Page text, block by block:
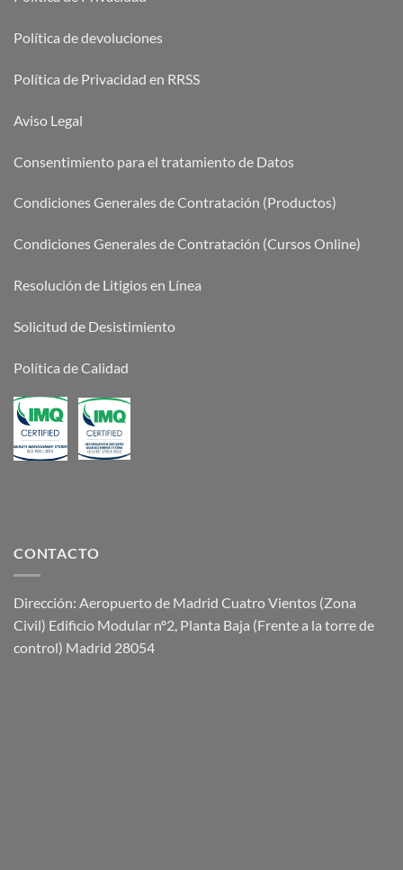
Política de devoluciones
Política de Privacidad en RRSS
Aviso Legal
Consentimiento para el tratamiento de Datos
Condiciones Generales de Contratación (Productos)
Condiciones Generales de Contratación (Cursos Online)
Resolución de Litigios en Línea
Solicitud de Desistimiento
Política de Calidad
CONTACTO
Dirección: Aeropuerto de Madrid Cuatro Vientos (Zona
Civil) Edificio Modular nº2, Planta Baja (Frente a la torre de
control) Madrid 28054